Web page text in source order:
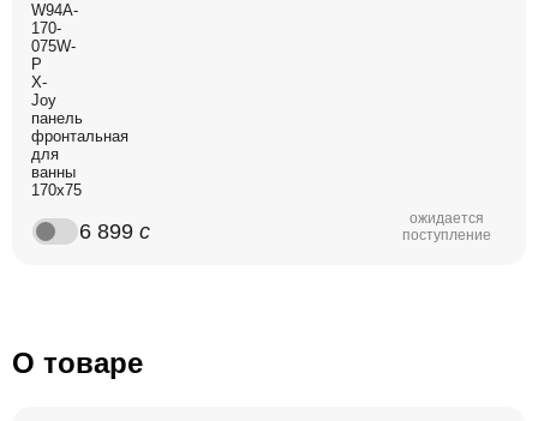
W94A-
170-
075W-
P
X-
Joy
панель
фронтальная
для
ванны
170х75
ожидается
поступление
6 899 c
О товаре